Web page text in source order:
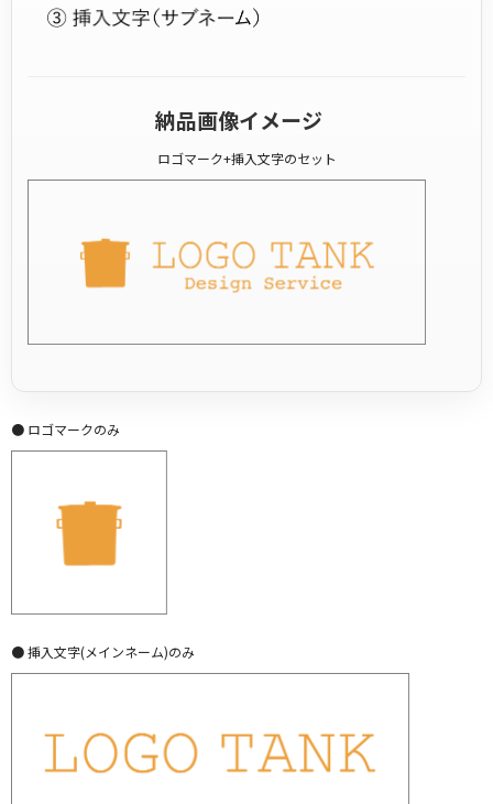
納品画像イメージ
ロゴマーク+挿入文字のセット
● ロゴマークのみ
● 挿入文字(メインネーム)のみ